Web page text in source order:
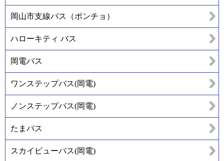
岡山市支線バス（ポンチョ）
ハローキティ バス
岡電バス
ワンステップバス(岡電)
ノンステップバス(岡電)
たまバス
スカイビューバス(岡電)